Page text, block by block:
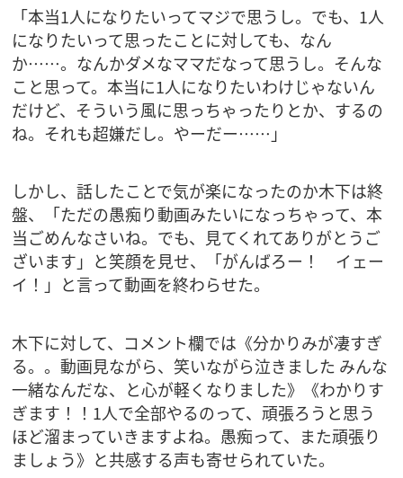
「本当1人になりたいってマジで思うし。でも、1人
になりたいって思ったことに対しても、なん
か……。なんかダメなママだなって思うし。そんな
こと思って。本当に1人になりたいわけじゃないん
だけど、そういう風に思っちゃったりとか、するの
ね。それも超嫌だし。やーだー……」
しかし、話したことで気が楽になったのか木下は終
盤、「ただの愚痴り動画みたいになっちゃって、本
当ごめんなさいね。でも、見てくれてありがとうご
ざいます」と笑顔を見せ、「がんばろー！ イェー
イ！」と言って動画を終わらせた。
木下に対して、コメント欄では《分かりみが凄すぎ
る。。動画見ながら、笑いながら泣きました みんな
一緒なんだな、と心が軽くなりました》《わかりす
ぎます！！1人で全部やるのって、頑張ろうと思う
ほど溜まっていきますよね。愚痴って、また頑張り
ましょう》と共感する声も寄せられていた。